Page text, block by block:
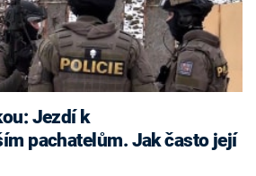
Jezdí k
pachatelům. Jak často její